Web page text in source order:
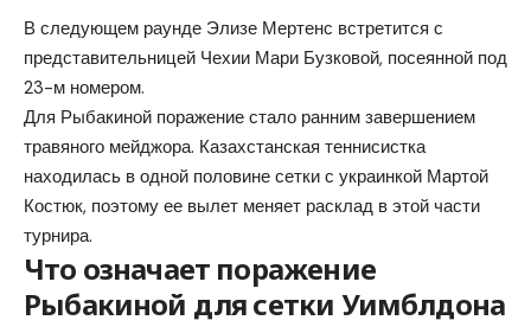
В следующем раунде Элизе Мертенс встретится с
представительницей Чехии Мари Бузковой, посеянной под
23-м номером.
Для Рыбакиной поражение стало ранним завершением
травяного мейджора. Казахстанская теннисистка
находилась в одной половине сетки с украинкой Мартой
Костюк, поэтому ее вылет меняет расклад в этой части
турнира.
Что означает поражение
Рыбакиной для сетки Уимблдона